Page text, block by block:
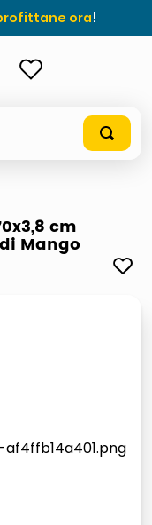
ora!
cm
Mango